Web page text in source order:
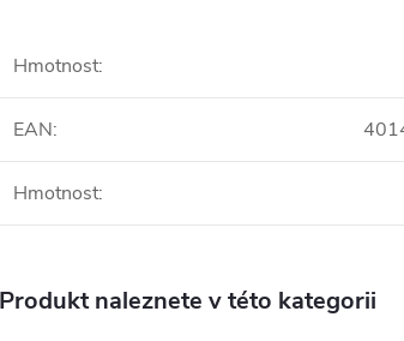
Hmotnost:
EAN:
Hmotnost:
Produkt naleznete v této kategorii